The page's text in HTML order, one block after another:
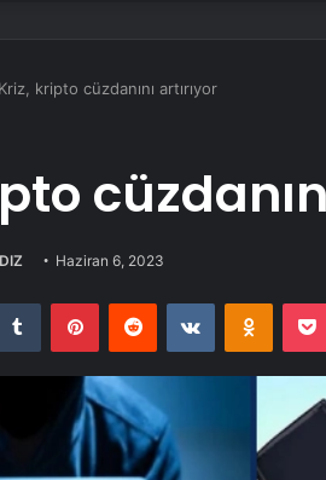
Kriz, kripto cüzdanını artırıyor
Haziran 6, 2023
Tumblr PinterestReddit VKontakte